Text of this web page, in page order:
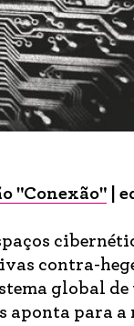
"Conexão" |
contra-
global
para a